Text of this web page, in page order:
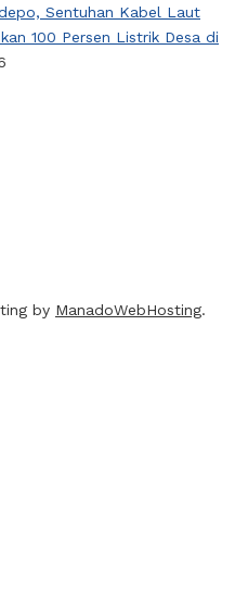
Sentuhan Kabel Laut
100 Persen Listrik Desa di
by ManadoWebHosting.